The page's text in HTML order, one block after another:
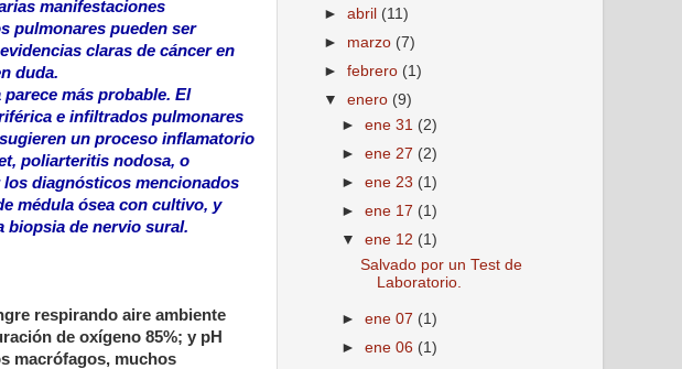
manifestaciones
pulmonares pueden ser
claras de cáncer en
duda.
más probable. El
e infiltrados pulmonares
un proceso inflamatorio
poliarteritis nodosa, o
diagnósticos mencionados
médula ósea con cultivo, y
biopsia de nervio sural.
respirando aire ambiente
de oxígeno 85%; y pH
macrófagos, muchos
►abril (11)
► marzo (7)
►febrero (1)
▼enero (9)
►ene 31 (2)
►ene 27 (2)
►ene 23 (1)
►ene 17 (1)
▼ene 12 (1)
Salvado por un Test de
Laboratorio.
►ene 07 (1)
►ene 06 (1)